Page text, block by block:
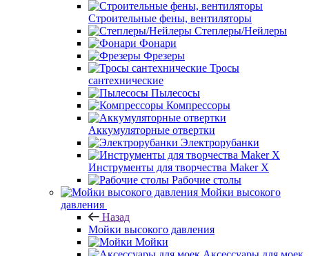
Строительные фены, вентиляторы
Степлеры/Нейлеры
Фонари
Фрезеры
Тросы
сантехнические
Пылесосы
Компрессоры
Аккумуляторные отвертки
Электрорубанки
Инструменты для творчества Maker X
Рабочие столы
Мойки высокого
давления
Назад
Мойки высокого давления
Мойки